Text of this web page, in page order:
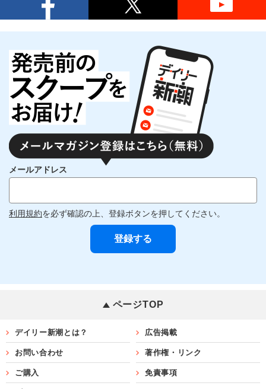
メールアドレス
利用規約を必ず確認の上、登録ボタンを押してください。
ページTOP
デイリー新潮とは？ 広告掲載
お問い合わせ 著作権・リンク
ご購入 免責事項